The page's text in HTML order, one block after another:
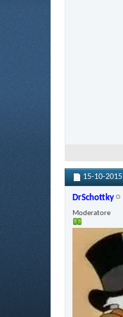
15-10-2015
DrSchottky
Moderatore